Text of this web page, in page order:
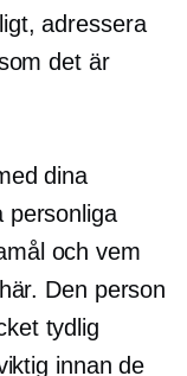
adressera
det är
dina
personliga
och vem
Den person
tydlig
innan de